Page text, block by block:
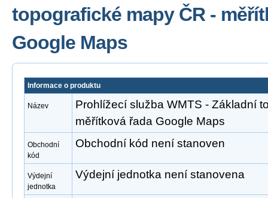
topografické mapy ČR -
Google Maps
Informace o produktu
Název
Prohlížecí služba WMTS - Základní
měřítková řada Google Maps
Obchodní
kód
Obchodní kód není stanoven
Výdejní
jednotka
Výdejní jednotka není stanovena